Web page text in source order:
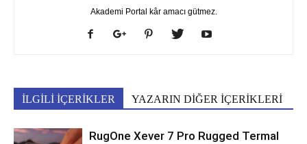
Akademi Portal kâr amacı gütmez.
İLGİLİ İÇERİKLER YAZARIN DİĞER İÇERİKLERİ
RugOne Xever 7 Pro Rugged Termal